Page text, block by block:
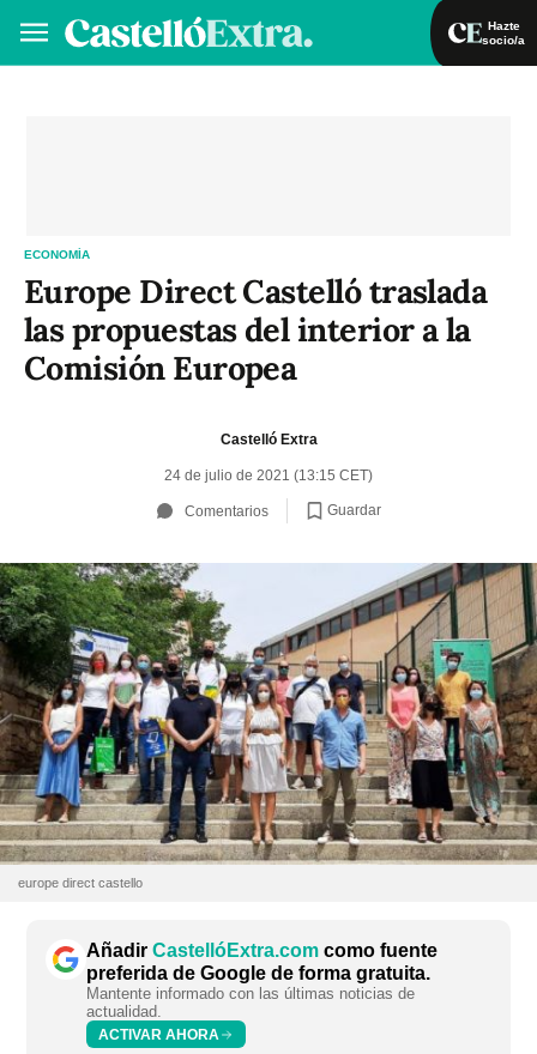
Hazte
socio/a
ECONOMÍA
Europe Direct Castelló traslada
las propuestas del interior a la
Comisión Europea
Castelló Extra
24 de julio de 2021 (13:15 CET)
Comentarios Guardar
europe direct castello
Añadir CastellóExtra.com como fuente
preferida de Google de forma gratuita.
Mantente informado con las últimas noticias de
actualidad.
ACTIVAR AHORA